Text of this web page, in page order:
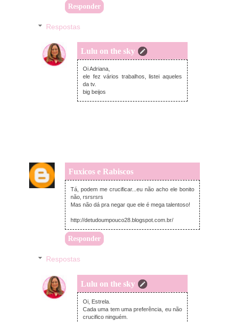
Responder
Respostas
Lulu on the sky
domingo, novembro 09, 2014
Oi Adriana,
ele fez vários trabalhos, listei aqueles
da tv.
big beijos
Fuxicos e Rabiscos
domingo, novembro 09, 2014
Tá, podem me crucificar...eu não acho ele bonito
não, rsrsrsrs
Mas não dá pra negar que ele é mega talentoso!
http://detudoumpouco28.blogspot.com.br/
Responder
Respostas
Lulu on the sky
domingo, novembro 09, 2014
Oi, Estrela.
Cada uma tem uma preferência, eu não
crucifico ninguém.